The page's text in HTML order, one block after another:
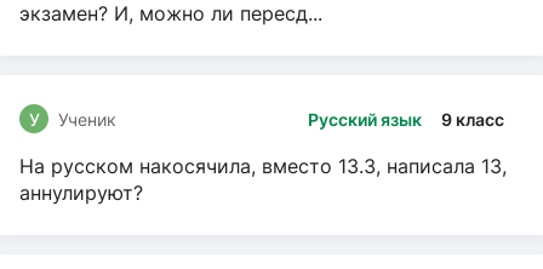
экзамен? И, можно ли пересд...
Русский язык 9 класс
У Ученик
На русском накосячила, вместо 13.3, написала 13,
аннулируют?